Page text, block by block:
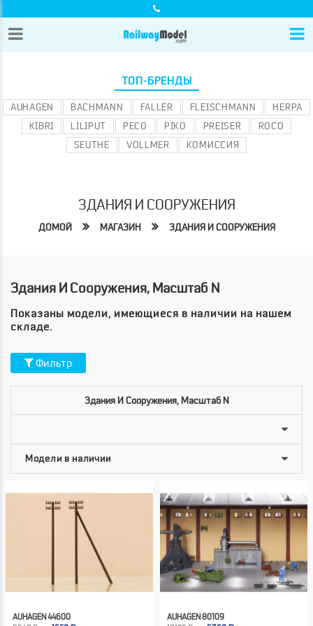
ТОП-БРЕНДЫ
AUHAGEN BACHMANN FALLER FLEISCHMANN
HERPA
KIBRI
LILIPUT PECO PIKO PREISER
ROCO
SEUTHE
VOLLMER КОМИССИЯ
ЗДАНИЯ И СООРУЖЕНИЯ
ДОМОЙ МАГАЗИН ЗДАНИЯ И СООРУЖЕНИЯ
Здания И Сооружения, Масштаб N
Показаны модели, имеющиеся в наличии на нашем
складе.
Фильтр
Здания И Сооружения, Масштаб N
AUHAGEN 44600
AUHAGEN 80109